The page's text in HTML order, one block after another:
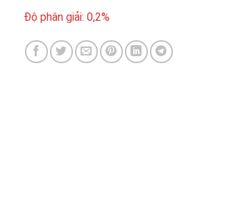
Độ phân giải: 0,2%